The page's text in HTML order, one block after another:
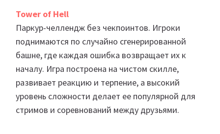
Tower of Hell
Паркур-челлендж без чекпоинтов. Игроки
поднимаются по случайно сгенерированной
башне, где каждая ошибка возвращает их к
началу. Игра построена на чистом скилле,
развивает реакцию и терпение, а высокий
уровень сложности делает ее популярной для
стримов и соревнований между друзьями.